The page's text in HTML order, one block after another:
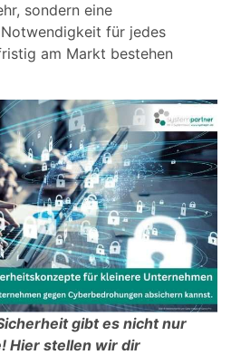
sondern eine
für jedes
am Markt bestehen
gibt es nicht nur
Hier stellen wir dir